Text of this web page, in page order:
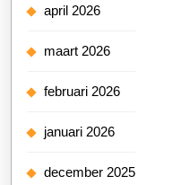
april 2026
maart 2026
februari 2026
januari 2026
december 2025